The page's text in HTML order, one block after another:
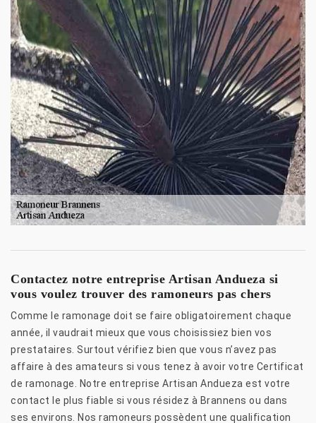
Contactez notre entreprise Artisan Andueza si
vous voulez trouver des ramoneurs pas chers
Comme le ramonage doit se faire obligatoirement chaque
année, il vaudrait mieux que vous choisissiez bien vos
prestataires. Surtout vérifiez bien que vous n’avez pas
affaire à des amateurs si vous tenez à avoir votre Certificat
de ramonage. Notre entreprise Artisan Andueza est votre
contact le plus fiable si vous résidez à Brannens ou dans
ses environs. Nos ramoneurs possèdent une qualification